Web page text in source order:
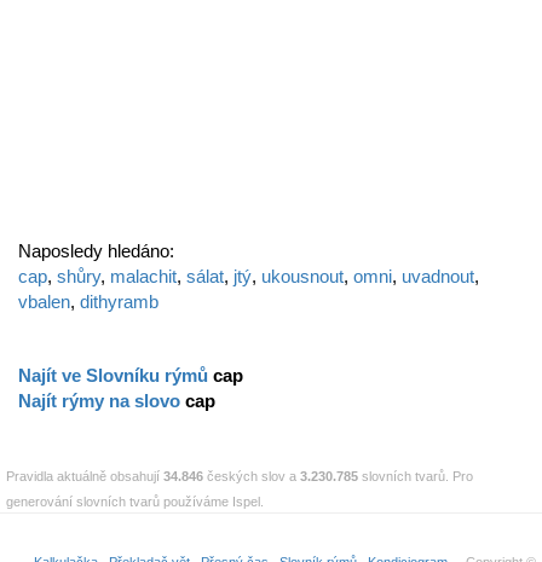
Naposledy hledáno:
cap, shůry, malachit, sálat, jtý, ukousnout, omni, uvadnout,
vbalen, dithyramb
Najít ve Slovníku rýmů cap
Najít rýmy na slovo cap
Pravidla aktuálně obsahují 34.846 českých slov a 3.230.785 slovních tvarů. Pro
generování slovních tvarů používáme Ispel.